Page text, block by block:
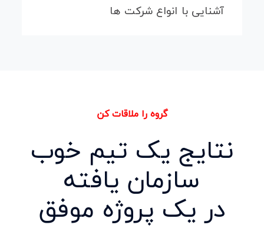
آشنایی با انواع شرکت ها
گروه را ملاقات کن
نتایج یک تیم خوب
سازمان یافته
در یکپروژه موفق